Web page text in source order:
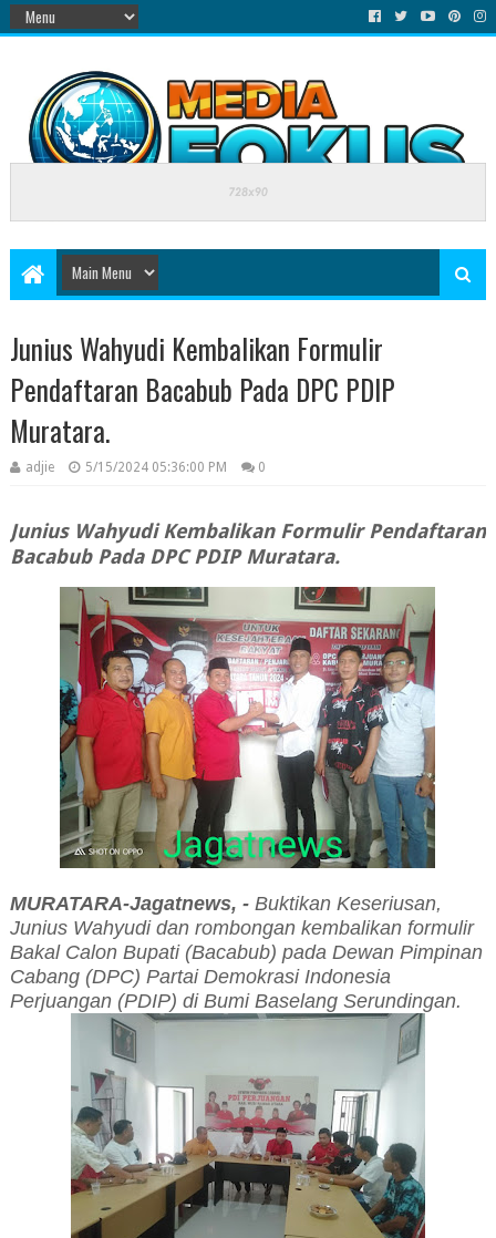
Junius Wahyudi Kembalikan Formulir
Pendaftaran Bacabub Pada DPC PDIP
Muratara.
adjie 5/15/2024 05:36:00 PM 0
Junius Wahyudi Kembalikan Formulir Pendaftaran
Bacabub Pada DPC PDIP Muratara.
MURATARA-Jagatnews, - Buktikan Keseriusan,
Junius Wahyudi dan rombongan kembalikan formulir
Bakal Calon Bupati (Bacabub) pada Dewan Pimpinan
Cabang (DPC) Partai Demokrasi Indonesia
Perjuangan (PDIP) di Bumi Baselang Serundingan.